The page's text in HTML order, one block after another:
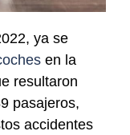
ya se
en la
resultaron
pasajeros,
accidentes